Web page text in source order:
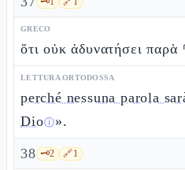
GRECO
ὅτι οὐκ ἀδυνατήσει
LETTURA ORTODOSSA
perché nessuna parola
Dioⓘ».
38 🗝️2 🔗1